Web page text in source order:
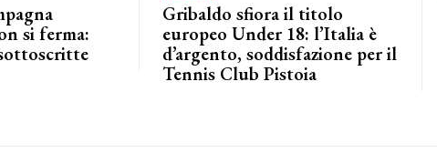
si ferma:
Gribaldo sfiora il titolo
europeo Under 18: l’Italia è
d’argento, soddisfazione per il
Tennis Club Pistoia